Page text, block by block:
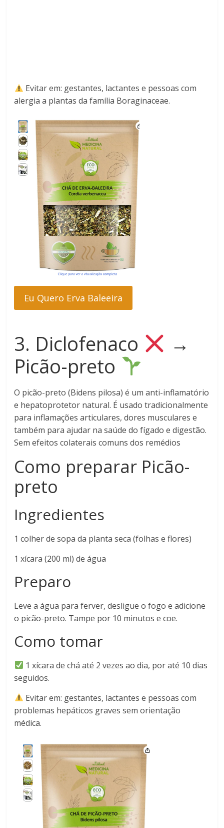
Evitar em: gestantes, lactantes e pessoas com
alergia a plantas da família Boraginaceae.
Eu Quero Erva Baleeira
3. Diclofenaco
→
Picão-preto
O picão-preto (Bidens pilosa) é um anti-inflamatório
e hepatoprotetor natural. É usado tradicionalmente
para inflamações articulares, dores musculares e
também para ajudar na saúde do fígado e digestão.
Sem efeitos colaterais comuns dos remédios
Como preparar Picão-
preto
Ingredientes
1 colher de sopa da planta seca (folhas e flores)
1 xícara (200 ml) de água
Preparo
Leve a água para ferver, desligue o fogo e adicione
o picão-preto. Tampe por 10 minutos e coe.
Como tomar
1 xícara de chá até 2 vezes ao dia, por até 10 dias
seguidos.
Evitar em: gestantes, lactantes e pessoas com
problemas hepáticos graves sem orientação
médica.